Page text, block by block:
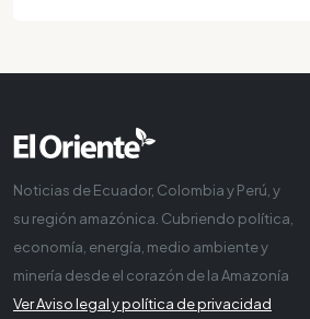
Noticias de Ecuador, Colombia y Perú, y
su región amazónica. Cubriendo política,
economía, energía, medio ambiente y
minería desde el corazón de la Amazonía
Ver Aviso legal y política de privacidad